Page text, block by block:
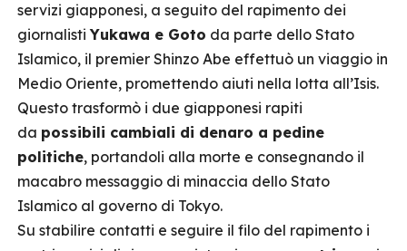
servizi giapponesi, a seguito del rapimento dei
giornalistiYukawa e Goto da parte dello Stato
Islamico, il premier Shinzo Abe effettuò un viaggio in
Medio Oriente, promettendo aiuti nella lotta all’Isis.
Questo trasformò i due giapponesi rapiti
da possibili cambiali di denaro a pedine
politiche, portandoli alla morte e consegnando il
macabro messaggio di minaccia dello Stato
Islamico al governo di Tokyo.
Su stabilire contatti e seguire il filo del rapimento i